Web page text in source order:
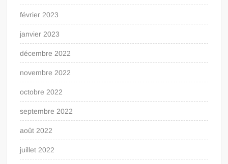
février 2023
janvier 2023
décembre 2022
novembre 2022
octobre 2022
septembre 2022
août 2022
juillet 2022